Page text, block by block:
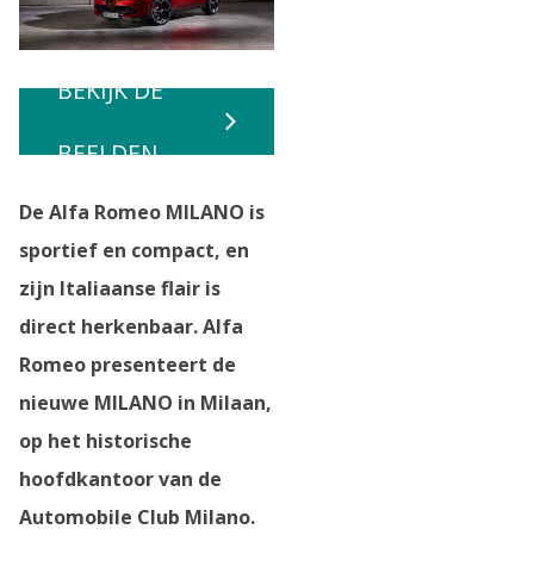
BEKIJK DE
BEELDEN
De Alfa Romeo MILANO is
sportief en compact, en
zijn Italiaanse flair is
direct herkenbaar. Alfa
Romeo presenteert de
nieuwe MILANO in Milaan,
op het historische
hoofdkantoor van de
Automobile Club Milano.